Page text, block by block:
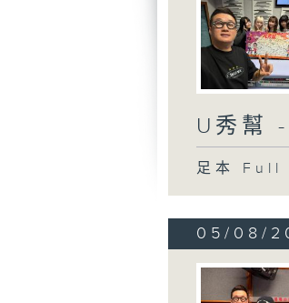
U秀幫
足本 Full
05/08/